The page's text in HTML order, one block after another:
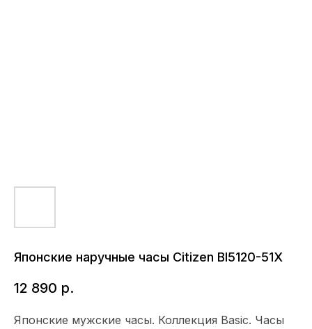
Японские наручные часы Citizen BI5120-51X
12 890 р.
Японские мужские часы. Коллекция Basic. Часы